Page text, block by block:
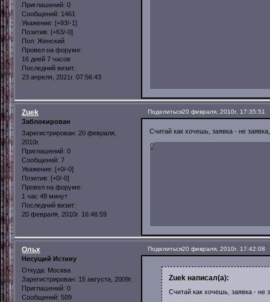
Приглашений: 0
Сообщений: 1461
Уважение: [+93/-1]
Позитив: [+63/-0]
Пол: Женский
Провел на форуме:
16 дней 7 часов
Последний визит:
23 апреля, 2021г. 07:56:43
Поделиться20 февраля, 2010г. 17:35:51
Zuek
Заблокирован
Зарегистрирован: 20 февраля,
2010г.
Приглашений: 0
Сообщений: 7
Уважение: [+0/-0]
Позитив: [+0/-0]
Провел на форуме:
1 час 48 минут
Последний визит:
20 февраля, 2010г. 16:46:59
Считай как хочешь, заявка - не
0
Поделиться20 февраля, 2010г. 17:42:08
Ольх
Несущий Истину
Откуда: Москва
Зарегистрирован: 15 августа, 2009г.
Приглашений: 0
Сообщений: 509
Zuek написал(а):
Считай как хочешь, заявка - не